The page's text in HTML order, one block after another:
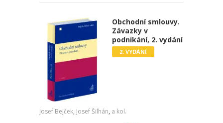
Obchodní smlouvy.
Závazky v
podnikání, 2. vydání
2. VYDÁNÍ
Josef Bejček, Josef Šilhán, a kol.